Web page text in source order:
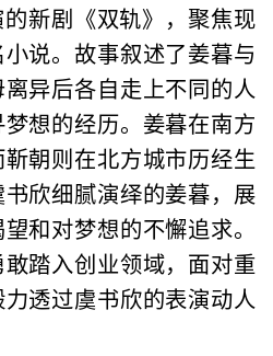
新剧《双轨》，聚焦现
说。故事叙述了姜暮与
异后各自走上不同的人
想的经历。姜暮在南方
朝则在北方城市历经生
欣细腻演绎的姜暮，展
和对梦想的不懈追求。
踏入创业领域，面对重
透过虞书欣的表演动人